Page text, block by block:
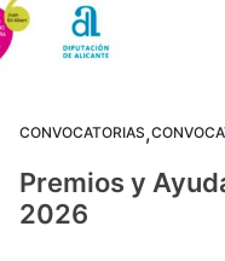
CONVOCATORIAS,
Premios y
2026